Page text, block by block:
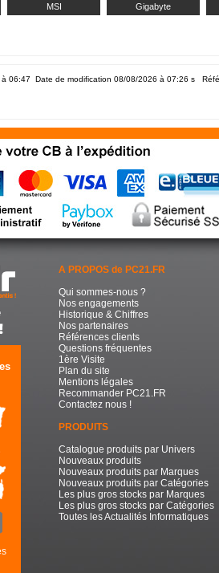
MSI Gigabyte
06:47 Date de modification 08/08/2026 à 07:26 s
A PROPOS de PC21.FR
Qui sommes-nous ?
Nos engagements
Historique & Chiffres
Nos partenaires
Références clients
Questions fréquentes
1ère Visite
Plan du site
Mentions légales
Recommander PC21.FR
Contactez nous !
PRODUITS
Catalogue produits par Univers
Nouveaux produits
Nouveaux produits par Marques
Nouveaux produits par Catégories
Les plus gros stocks par Marques
Les plus gros stocks par Catégories
Toutes les Actualités Informatiques